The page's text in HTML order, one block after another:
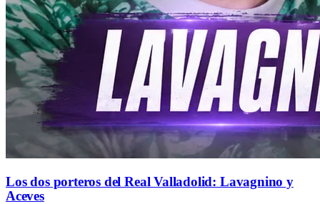
Los dos porteros del Real Valladolid: Lavagnino y
Aceves